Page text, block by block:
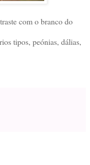
com o branco do
tipos, peónias, dálias,